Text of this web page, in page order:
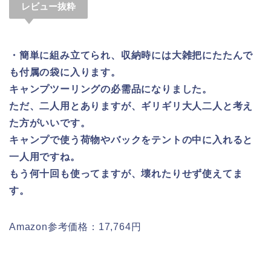
レビュー抜粋
・簡単に組み立てられ、収納時には大雑把にたたんで
も付属の袋に入ります。
キャンプツーリングの必需品になりました。
ただ、二人用とありますが、ギリギリ大人二人と考え
た方がいいです。
キャンプで使う荷物やバックをテントの中に入れると
一人用ですね。
もう何十回も使ってますが、壊れたりせず使えてま
す。
Amazon参考価格：17,764円